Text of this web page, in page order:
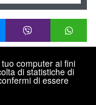
computer ai fini
di statistiche di
di essere